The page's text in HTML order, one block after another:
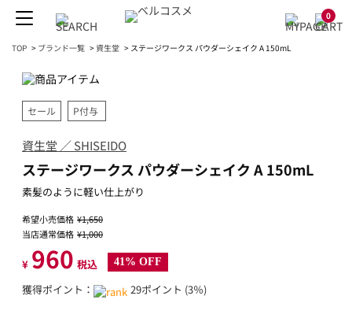
0
TOP > ブランド一覧 >資生堂 > ステージワークス パウダーシェイク A 150mL
セール P付与
資生堂 ／ SHISEIDO
ステージワークス パウダーシェイク A 150mL
素髪のように軽い仕上がり
希望小売価格 ¥1,650
当店通常価格 ¥1,000
¥ 960 税込 41% OFF
獲得ポイント： 29ポイント (3％)